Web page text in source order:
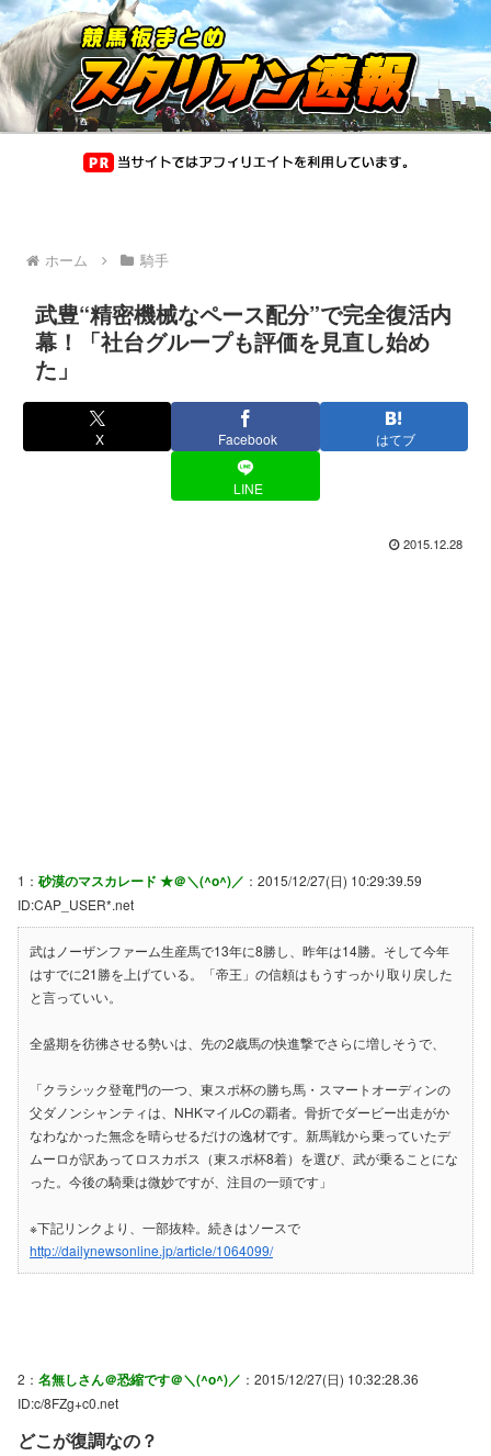
ホーム 騎手
武豊“精密機械なペース配分”で完全復活内
幕！「社台グループも評価を見直し始め
た」
X Facebook はてブ
LINE
2015.12.28
1： 砂漠のマスカレード ★＠＼(^o^)／ ：2015/12/27(日) 10:29:39.59
ID:CAP_USER*.net
武はノーザンファーム生産馬で13年に8勝し、昨年は14勝。そして今年
はすでに21勝を上げている。「帝王」の信頼はもうすっかり取り戻した
と言っていい。
全盛期を彷彿させる勢いは、先の2歳馬の快進撃でさらに増しそうで、
「クラシック登竜門の一つ、東スポ杯の勝ち馬・スマートオーディンの
父ダノンシャンティは、NHKマイルCの覇者。骨折でダービー出走がか
なわなかった無念を晴らせるだけの逸材です。新馬戦から乗っていたデ
ムーロが訳あってロスカボス（東スポ杯8着）を選び、武が乗ることにな
った。今後の騎乗は微妙ですが、注目の一頭です」
※下記リンクより、一部抜粋。続きはソースで
http://dailynewsonline.jp/article/1064099/
2： 名無しさん＠恐縮です＠＼(^o^)／ ：2015/12/27(日) 10:32:28.36
ID:c/8FZg+c0.net
どこが復調なの？